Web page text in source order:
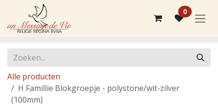
Overslaan naar inhoud
0
Alle producten
H Famillie Blokgroepje - polystone/wit-zilver
(100mm)